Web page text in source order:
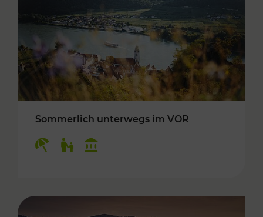
Sommerlich unterwegs im VOR